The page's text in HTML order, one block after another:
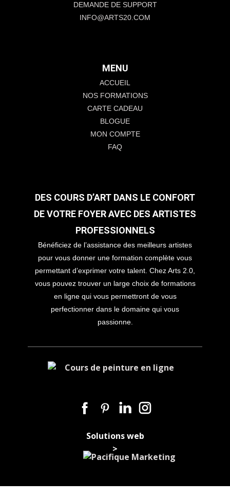
DEMANDE DE SUPPORT
INFO@ARTS20.COM
MENU
ACCUEIL
NOS FORMATIONS
CARTE CADEAU
BLOGUE
MON COMPTE
FAQ
DES COURS D’ART DANS LE CONFORT
DE VOTRE FOYER AVEC DES ARTISTES
PROFESSIONNELS
Bénéficiez de l’assistance des meilleurs artistes
pour vous donner une formation complète vous
permettant d’exprimer votre talent. Chez Arts 2.0,
vous pouvez trouver un large choix de formations
en ligne qui vous permettront de vous
perfectionner dans le domaine qui vous
passionne.
Solutions web
>